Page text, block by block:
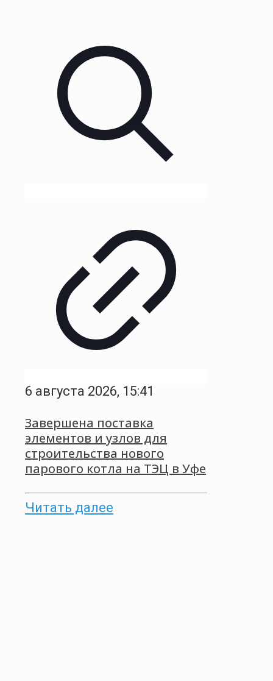
6 августа 2026, 15:41
Завершена поставка
элементов и узлов для
строительства нового
парового котла на ТЭЦ в Уфе
Читать далее